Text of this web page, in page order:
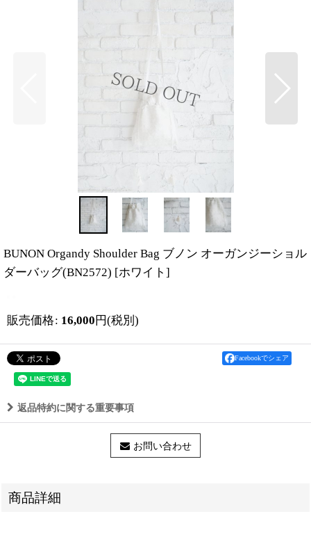
BUNON Organdy Shoulder Bag ブノン オーガンジーショル
ダーバッグ(BN2572) [ホワイト ]
販売価格: 16,000 円(税別)
Facebookでシェア
返品特約に関する重要事項
お問い合わせ
商品詳細